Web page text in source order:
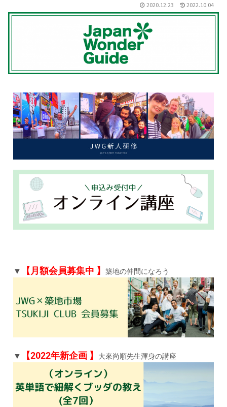
2020.12.23 2022.10.04
▼ 【月額会員募集中 】 築地の仲間になろう
▼ 【2022年新企画 】 大來尚順先生渾身の講座